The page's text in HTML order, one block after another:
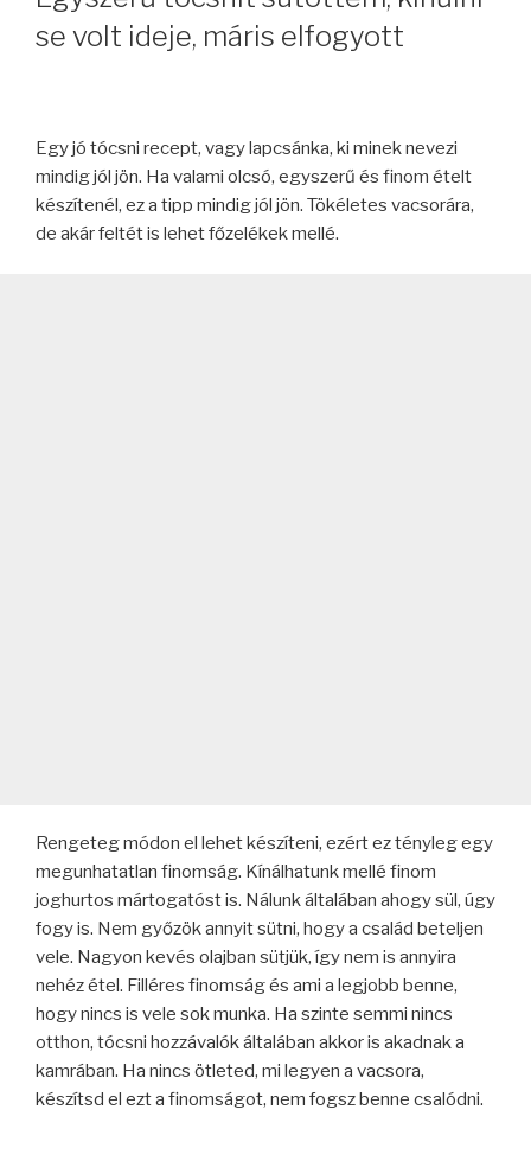
se volt ideje, máris elfogyott
Egy jó tócsni recept, vagy lapcsánka, ki minek nevezi
mindig jól jön. Ha valami olcsó, egyszerű és finom ételt
készítenél, ez a tipp mindig jól jön. Tökéletes vacsorára,
de akár feltét is lehet főzelékek mellé.
Rengeteg módon el lehet készíteni, ezért ez tényleg egy
megunhatatlan finomság. Kínálhatunk mellé finom
joghurtos mártogatóst is. Nálunk általában ahogy sül, úgy
fogy is. Nem győzök annyit sütni, hogy a család beteljen
vele. Nagyon kevés olajban sütjük, így nem is annyira
nehéz étel. Filléres finomság és ami a legjobb benne,
hogy nincs is vele sok munka. Ha szinte semmi nincs
otthon, tócsni hozzávalók általában akkor is akadnak a
kamrában. Ha nincs ötleted, mi legyen a vacsora,
készítsd el ezt a finomságot, nem fogsz benne csalódni.